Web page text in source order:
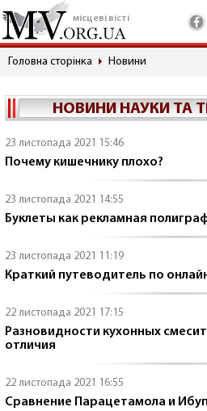
місцеві вісті
Головна сторінка Новини
НОВИНИ НАУКИ ТА
23 листопада 2021 15:46
Почему кишечнику плохо?
23 листопада 2021 14:55
Буклеты как рекламная
23 листопада 2021 11:19
Краткий путеводитель по
22 листопада 2021 17:15
Разновидности кухонных
отличия
22 листопада 2021 16:55
Сравнение Парацетамола и